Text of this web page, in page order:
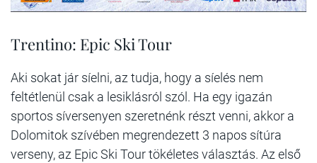
Trentino: Epic Ski Tour
Aki sokat jár síelni, az tudja, hogy a síelés nem
feltétlenül csak a lesiklásról szól. Ha egy igazán
sportos síversenyen szeretnénk részt venni, akkor a
Dolomitok szívében megrendezett 3 napos sítúra
verseny, az Epic Ski Tour tökéletes választás. Az első